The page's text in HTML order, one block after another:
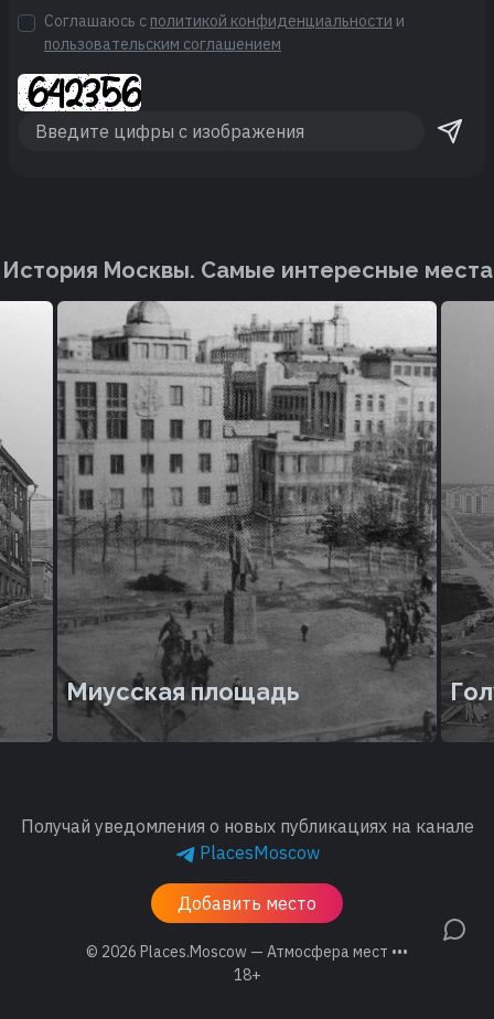
Соглашаюсь с политикой конфиденциальности и
пользовательским соглашением
История Москвы. Cамые интересные места
Миусская площадь
Получай уведомления о новых публикациях на канале
PlacesMoscow
Добавить место
© 2026 Places.Moscow — Атмосфера мест •••
18+